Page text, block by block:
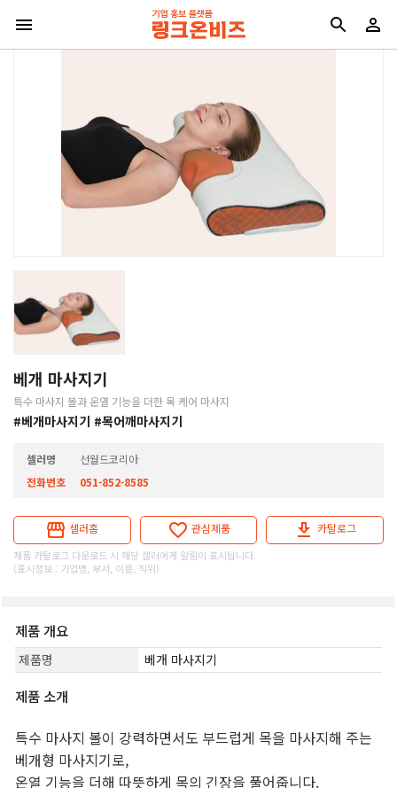
베개 마사지기
특수 마사지 볼과 온열 기능을 더한 목 케어 마사지
#베개마사지기 #목어깨마사지기
셀러명
선월드코리아
전화번호
051-852-8585
셀러홈 관심제품 카탈로그
제품 카탈로그 다운로드 시 해당 셀러에게 알림이 표시됩니다.
(표시정보 : 기업명, 부서, 이름, 직위)
제품 개요
제품명 베개 마사지기
제품 소개